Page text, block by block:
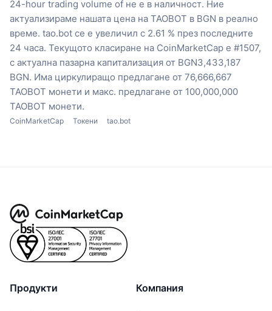
24-hour trading volume of не е в наличност. Ние
актуализираме нашата цена на TAOBOT в BGN в реално
време. tao.bot се е увеличил с 2.61 % през последните
24 часа. Текущото класиране на CoinMarketCap е #1507,
с актуална пазарна капитализация от BGN3,433,187
BGN. Има циркулиращо предлагане от 76,666,667
TAOBOT монети и макс. предлагане от 100,000,000
TAOBOT монети.
CoinMarketCap Токени tao.bot
Продукти Компания